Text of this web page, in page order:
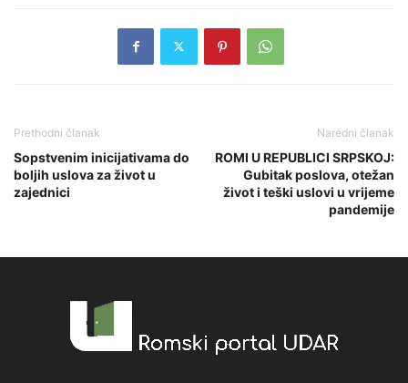
Prethodni članak
Sopstvenim inicijativama do
boljih uslova za život u
zajednici
Naredni članak
ROMI U REPUBLICI SRPSKOJ:
Gubitak poslova, otežan
život i teški uslovi u vrijeme
pandemije